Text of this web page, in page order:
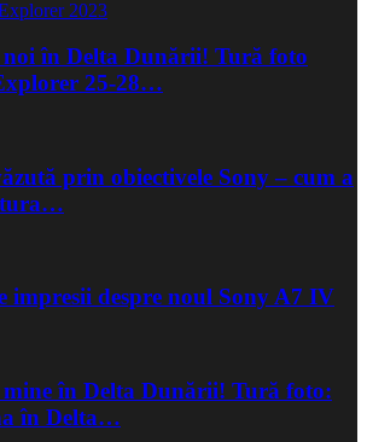
în Delta Dunării! Tură foto
25-28…
prin obiectivele Sony – cum a
tura…
impresii despre noul Sony A7 IV
în Delta Dunării! Tură foto:
în Delta…